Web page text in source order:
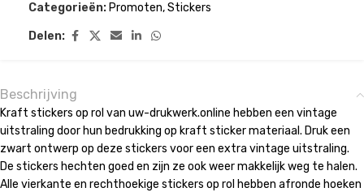
Categorieën: Promoten,Stickers
Delen:
Beschrijving
Kraft stickers op rol van uw-drukwerk.online hebben een vintage
uitstraling door hun bedrukking op kraft sticker materiaal. Druk een
zwart ontwerp op deze stickers voor een extra vintage uitstraling.
De stickers hechten goed en zijn ze ook weer makkelijk weg te halen.
Alle vierkante en rechthoekige stickers op rol hebben afronde hoeken